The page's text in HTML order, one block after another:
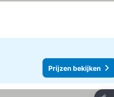
Prijzen bekijken